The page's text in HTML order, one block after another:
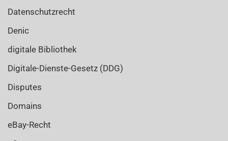
Datenschutzrecht
Denic
digitale Bibliothek
Digitale-Dienste-Gesetz (DDG)
Disputes
Domains
eBay-Recht